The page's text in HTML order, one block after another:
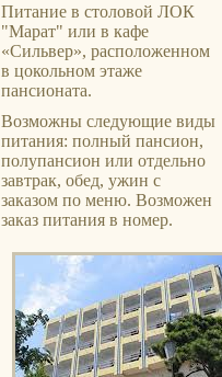
Питание в столовой ЛОК
"Марат" или в кафе
«Сильвер», расположенном
в цокольном этаже
пансионата.
Возможны следующие виды
питания: полный пансион,
полупансион или отдельно
завтрак, обед, ужин с
заказом по меню. Возможен
заказ питания в номер.